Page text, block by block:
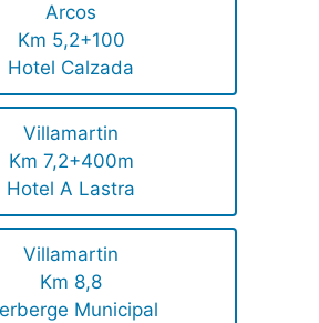
Arcos
Km 5,2+100
Hotel Calzada
Villamartin
Km 7,2+400m
Hotel A Lastra
Villamartin
Km 8,8
Municipal